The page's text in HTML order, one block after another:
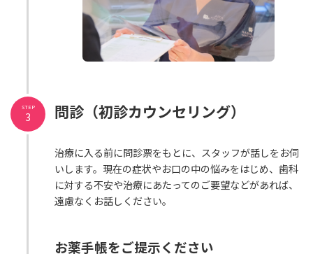
問診（初診カウンセリング）
治療に入る前に問診票をもとに、スタッフが話しをお伺
いします。現在の症状やお口の中の悩みをはじめ、歯科
に対する不安や治療にあたってのご要望などがあれば、
遠慮なくお話しください。
お薬手帳をご提示ください
STEP
3